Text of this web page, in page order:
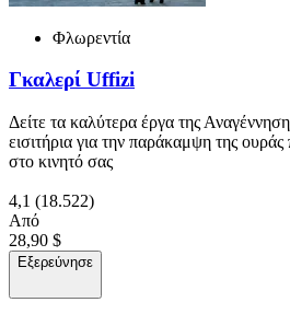
Φλωρεντία
Γκαλερί Uffizi
Δείτε τα καλύτερα έργα της
εισιτήρια για την παράκαμψη της
στο κινητό σας
4,1 (18.522)
Από
28,90 $
Εξερεύνησε